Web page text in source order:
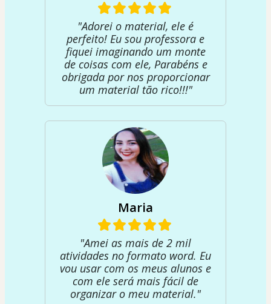
"Adorei o material, ele é
perfeito! Eu sou professora e
fiquei imaginando um monte
de coisas com ele, Parabéns e
obrigada por nos proporcionar
um material tão rico!!!"
Maria
"Amei as mais de 2 mil
atividades no formato word. Eu
vou usar com os meus alunos e
com ele será mais fácil de
organizar o meu material."